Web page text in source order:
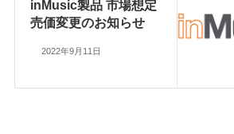
inMusic製品 市場想定
売価変更のお知らせ
2022年9月11日